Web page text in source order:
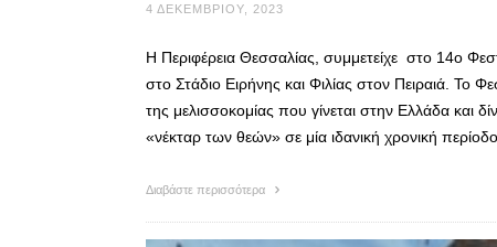
4 ΔΕΚΕΜΒΡΊΟΥ, 2023
Η Περιφέρεια Θεσσαλίας, συμμετείχε στο 14ο
στο Στάδιο Ειρήνης και Φιλίας στον Πειραιά. Το
της μελισσοκομίας που γίνεται στην Ελλάδα και
«νέκταρ των θεών» σε μία ιδανική χρονική
Διαβάστε περισσότερα